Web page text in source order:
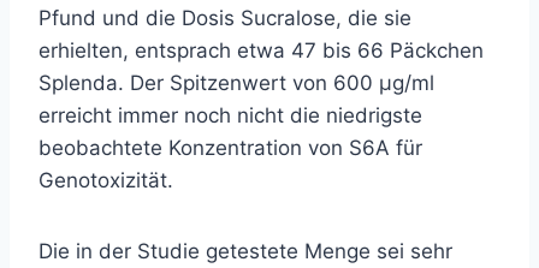
Pfund und die Dosis Sucralose, die sie
erhielten, entsprach etwa 47 bis 66 Päckchen
Splenda. Der Spitzenwert von 600 µg/ml
erreicht immer noch nicht die niedrigste
beobachtete Konzentration von S6A für
Genotoxizität.
Die in der Studie getestete Menge sei sehr